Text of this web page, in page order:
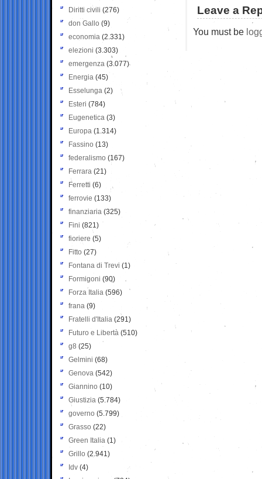
Leave a
You must be
Diritti civili (276)
don Gallo (9)
economia (2.331)
elezioni (3.303)
emergenza (3.077)
Energia (45)
Esselunga (2)
Esteri (784)
Eugenetica (3)
Europa (1.314)
Fassino (13)
federalismo (167)
Ferrara (21)
Ferretti (6)
ferrovie (133)
finanziaria (325)
Fini (821)
fioriere (5)
Fitto (27)
Fontana di Trevi (1)
Formigoni (90)
Forza Italia (596)
frana (9)
Fratelli d'Italia (291)
Futuro e Libertà (510)
g8 (25)
Gelmini (68)
Genova (542)
Giannino (10)
Giustizia (5.784)
governo (5.799)
Grasso (22)
Green Italia (1)
Grillo (2.941)
Idv (4)